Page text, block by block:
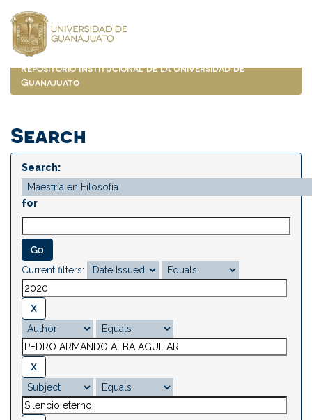
navigation
Repositorio Institucional de la Universidad de
Guanajuato
Search
Search:
for
Current filters: